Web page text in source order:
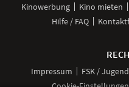
Kinowerbung
Kino mieten
Hilfe / FAQ
Impressum FSK /